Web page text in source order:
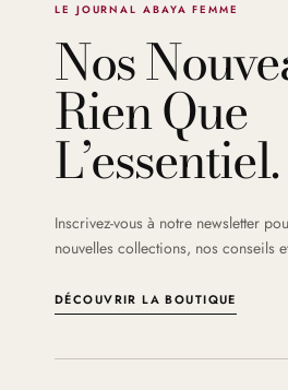
LE JOURNAL ABAYA FEMME
Nos
Rien Que
L’essentiel.
Inscrivez-vous à notre newsletter
nouvelles collections, nos conseils
DÉCOUVRIR LA BOUTIQUE